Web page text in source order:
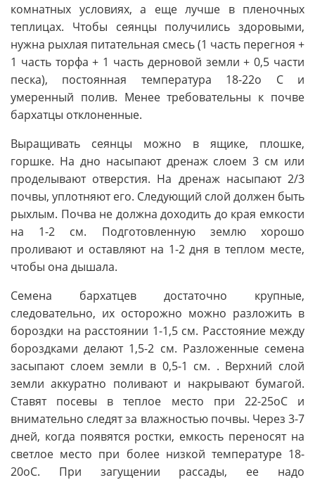
комнатных условиях, а еще лучше в пленочных
теплицах. Чтобы сеянцы получились здоровыми,
нужна рыхлая питательная смесь (1 часть перегноя +
1 часть торфа + 1 часть дерновой земли + 0,5 части
песка), постоянная температура 18-22о С и
умеренный полив. Менее требовательны к почве
бархатцы отклоненные.
Выращивать сеянцы можно в ящике, плошке,
горшке. На дно насыпают дренаж слоем 3 см или
проделывают отверстия. На дренаж насыпают 2/3
почвы, уплотняют его. Следующий слой должен быть
рыхлым. Почва не должна доходить до края емкости
на 1-2 см. Подготовленную землю хорошо
проливают и оставляют на 1-2 дня в теплом месте,
чтобы она дышала.
Семена бархатцев достаточно крупные,
следовательно, их осторожно можно разложить в
бороздки на расстоянии 1-1,5 см. Расстояние между
бороздками делают 1,5-2 см. Разложенные семена
засыпают слоем земли в 0,5-1 см. . Верхний слой
земли аккуратно поливают и накрывают бумагой.
Ставят посевы в теплое место при 22-25оС и
внимательно следят за влажностью почвы. Через 3-7
дней, когда появятся ростки, емкость переносят на
светлое место при более низкой температуре 18-
20оС. При загущении рассады, ее надо